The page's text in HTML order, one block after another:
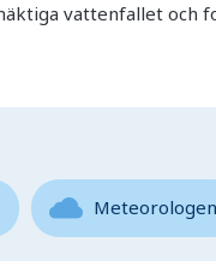
vattenfallet och
Meteorologen